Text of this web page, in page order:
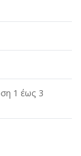
1 έως 3